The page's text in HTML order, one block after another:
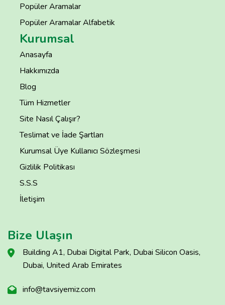
Popüler Aramalar
Popüler Aramalar Alfabetik
Kurumsal
Anasayfa
Hakkımızda
Blog
Tüm Hizmetler
Site Nasıl Çalışır?
Teslimat ve İade Şartları
Kurumsal Üye Kullanıcı Sözleşmesi
Gizlilik Politikası
S.S.S
İletişim
Bize Ulaşın
Building A1, Dubai Digital Park, Dubai Silicon Oasis,
Dubai, United Arab Emirates
info@tavsiyemiz.com